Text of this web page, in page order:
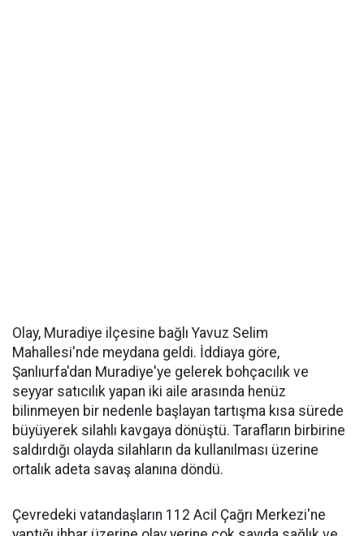
Olay, Muradiye ilçesine bağlı Yavuz Selim
Mahallesi'nde meydana geldi. İddiaya göre,
Şanlıurfa'dan Muradiye'ye gelerek bohçacılık ve
seyyar satıcılık yapan iki aile arasında henüz
bilinmeyen bir nedenle başlayan tartışma kısa sürede
büyüyerek silahlı kavgaya dönüştü. Tarafların birbirine
saldırdığı olayda silahların da kullanılması üzerine
ortalık adeta savaş alanına döndü.
Çevredeki vatandaşların 112 Acil Çağrı Merkezi'ne